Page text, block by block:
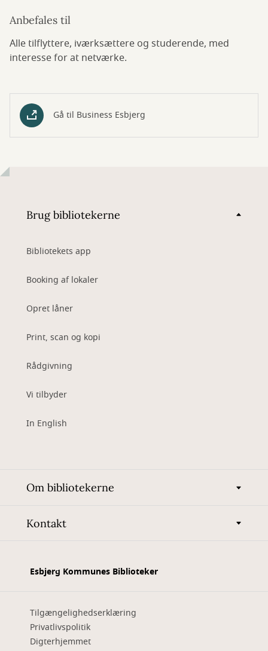
Anbefales til
Alle tilflyttere, iværksættere og studerende, med
interesse for at netværke.
Gå til Business Esbjerg
Brug bibliotekerne
Bibliotekets app
Booking af lokaler
Opret låner
Print, scan og kopi
Rådgivning
Vi tilbyder
In English
Om bibliotekerne
Kontakt
Esbjerg Kommunes Biblioteker
Tilgængelighedserklæring
Privatlivspolitik
Digterhjemmet